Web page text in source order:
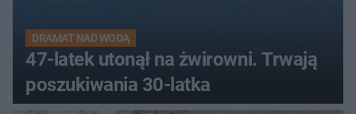
DRAMAT NAD WODĄ
47-latek utonął na żwirowni. Trwają
poszukiwania 30-latka